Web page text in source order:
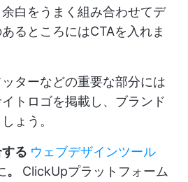
白をうまく組み合わせてデ
るところにはCTAを入れま
ターなどの重要な部分には
トロゴを掲載し、ブランド
ょう。
る ウェブデザインツール
。 ClickUpプラットフォーム